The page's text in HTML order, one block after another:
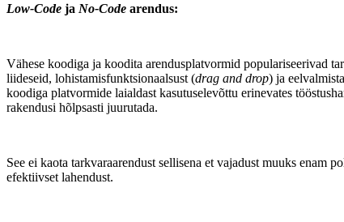
Low-Code ja No-Code arendus:
Vähese koodiga ja koodita arendusplatvormid populariseerivad
liideseid, lohistamisfunktsionaalsust (drag and drop) ja
koodiga platvormide laialdast kasutuselevõttu erinevates
rakendusi hõlpsasti juurutada.
See ei kaota tarkvaraarendust sellisena et vajadust muuks enam
efektiivset lahendust.